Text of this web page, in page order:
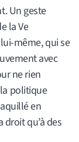
Un geste
la Ve
même, qui se
avec
ne rien
politique
en
droit qu’à des